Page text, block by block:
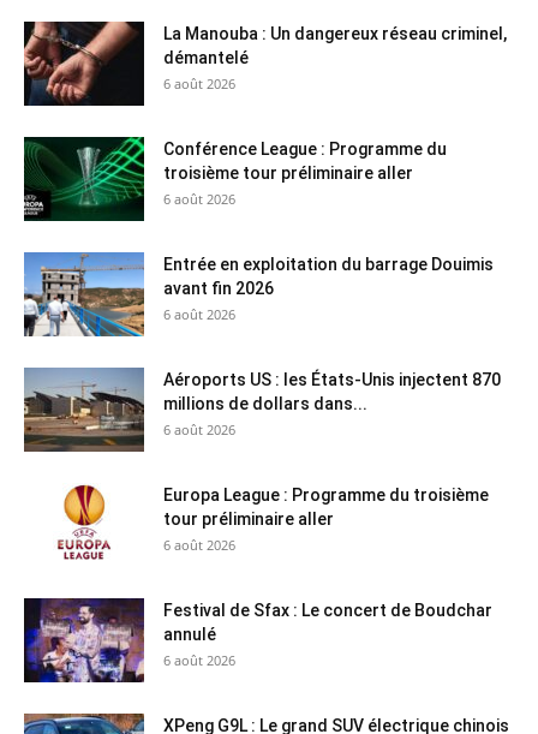
La Manouba : Un dangereux réseau criminel,
démantelé
6 août 2026
Conférence League : Programme du
troisième tour préliminaire aller
6 août 2026
Entrée en exploitation du barrage Douimis
avant fin 2026
6 août 2026
Aéroports US : les États-Unis injectent 870
millions de dollars dans...
6 août 2026
Europa League : Programme du troisième
tour préliminaire aller
6 août 2026
Festival de Sfax : Le concert de Boudchar
annulé
6 août 2026
XPeng G9L : Le grand SUV électrique chinois